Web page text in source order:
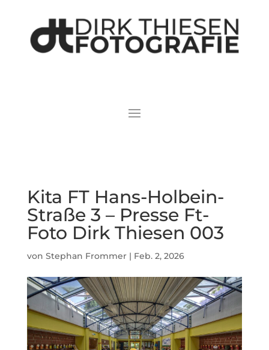
Kita FT Hans-Holbein-
Straße 3 – Presse Ft-
Foto Dirk Thiesen 003
von Stephan Frommer| Feb. 2, 2026